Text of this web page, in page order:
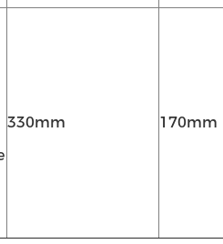
330mm 170mm